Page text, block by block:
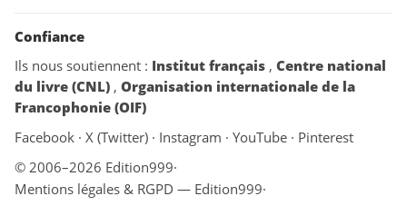
Confiance
Ils nous soutiennent : Institut français , Centre national
du livre (CNL) , Organisation internationale de la
Francophonie (OIF)
Facebook · X (Twitter) · Instagram · YouTube · Pinterest
© 2006–2026 Edition999·
Mentions légales & RGPD — Edition999·